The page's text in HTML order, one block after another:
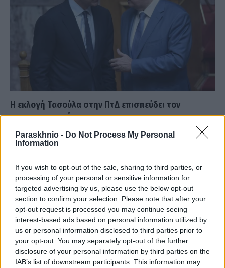
Paraskhnio - Do Not Process My Personal
Information
If you wish to opt-out of the sale, sharing to third parties, or
processing of your personal or sensitive information for
targeted advertising by us, please use the below opt-out
section to confirm your selection. Please note that after your
opt-out request is processed you may continue seeing
interest-based ads based on personal information utilized by
us or personal information disclosed to third parties prior to
your opt-out. You may separately opt-out of the further
disclosure of your personal information by third parties on the
IAB’s list of downstream participants. This information may
Η εκλογή Τασούλα στην ΠτΔ επισπεύδει τον
ανασχηματισμό
ΑΝΑΡΤΗΘΗΚΕ ΑΠΟNEWSROOM 12 ΦΕΒΡΟΥΑΡΊΟΥ 2025
ανακοινωθεί το νέο υπουργικό σχήμα